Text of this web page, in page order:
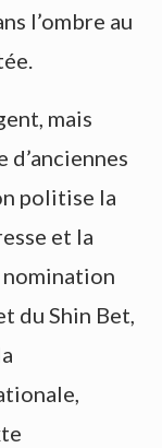
l’ombre au
mais
d’anciennes
politise la
et la
du Shin Bet,